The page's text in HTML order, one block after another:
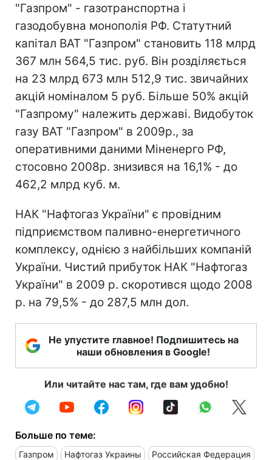
"Газпром" - газотранспортна і
газодобувна монополія РФ. Статутний
капітал ВАТ "Газпром" становить 118 млрд
367 млн 564,5 тис. руб. Він розділяється
на 23 млрд 673 млн 512,9 тис. звичайних
акцій номіналом 5 руб. Більше 50% акцій
"Газпрому" належить державі. Видобуток
газу ВАТ "Газпром" в 2009р., за
оперативними даними Міненерго РФ,
стосовно 2008р. знизився на 16,1% - до
462,2 млрд куб. м.
НАК "Нафтогаз України" є провідним
підприємством паливно-енергетичного
комплексу, однією з найбільших компаній
України. Чистий прибуток НАК "Нафтогаз
України" в 2009 р. скоротився щодо 2008
р. на 79,5% - до 287,5 млн дол.
Не упустите главное! Подпишитесь на
наши обновления в Google!
Или читайте нас там, где вам удобно!
Больше по теме:
Газпром Нафтогаз Украины Российская Федерация